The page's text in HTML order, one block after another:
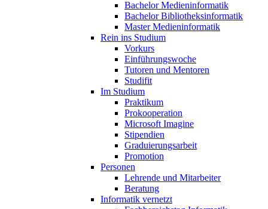
Bachelor Medieninformatik
Bachelor Bibliotheksinformatik
Master Medieninformatik
Rein ins Studium
Vorkurs
Einführungswoche
Tutoren und Mentoren
Studifit
Im Studium
Praktikum
Prokooperation
Microsoft Imagine
Stipendien
Graduierungsarbeit
Promotion
Personen
Lehrende und Mitarbeiter
Beratung
Informatik vernetzt